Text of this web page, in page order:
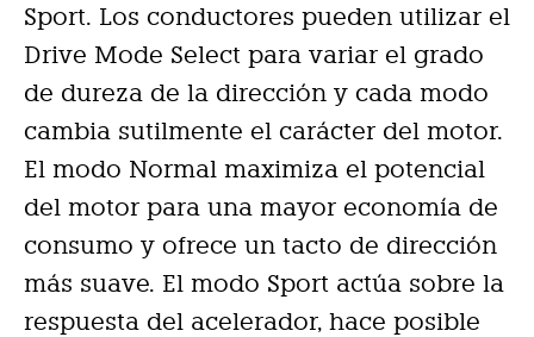
Sport. Los conductores pueden utilizar el
Drive Mode Select para variar el grado
de dureza de la dirección y cada modo
cambia sutilmente el carácter del motor.
El modo Normal maximiza el potencial
del motor para una mayor economía de
consumo y ofrece un tacto de dirección
más suave. El modo Sport actúa sobre la
respuesta del acelerador, hace posible